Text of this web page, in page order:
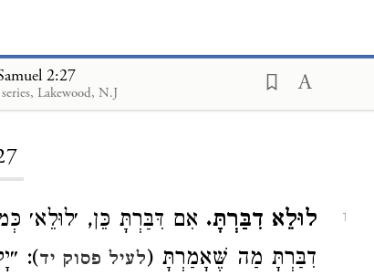
2:27
Lakewood, N.J
1 לוּלֵא דִבַּרְתָּ. אִם דִּבַּרְתָּ כֵּן, ׳לוּלֵא׳
דִבַּרְתָּ מַה שֶּׁאָמַרְתָּ (לעיל פסוק יד):